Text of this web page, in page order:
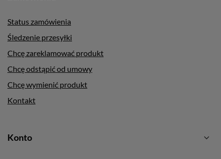
Status zamówienia
Śledzenie przesyłki
Chcę zareklamować produkt
Chcę odstąpić od umowy
Chcę wymienić produkt
Kontakt
Konto